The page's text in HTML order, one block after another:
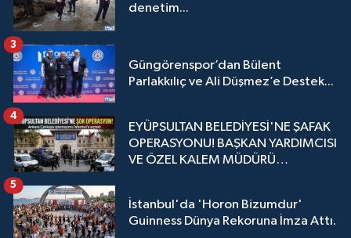
denetim...
Güngörenspor’dan Bülent
Parlakkılıç ve Ali Düşmez’e Destek...
3
EYÜPSULTAN BELEDİYESİ'NE ŞAFAK
OPERASYONU! BAŞKAN YARDIMCISI
VE ÖZEL KALEM MÜDÜRÜ
4
İstanbul'da 'Horon Bizumdur'
Guinness Dünya Rekoruna İmza Attı.
5